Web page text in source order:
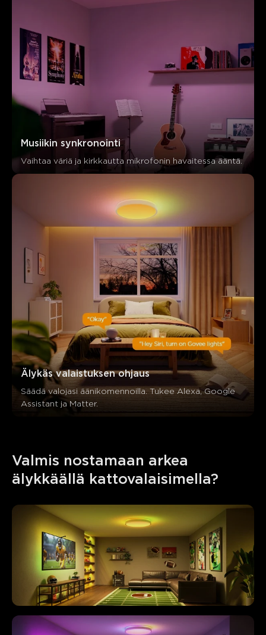
Musiikin synkronointi
Vaihtaa väriä ja kirkkautta mikrofonin havaitessa ääntä.
Älykäs valaistuksen ohjaus
Säädä valojasi äänikomennoilla. Tukee Alexa, Google
Assistant ja Matter.
Valmis nostamaan arkea
älykkäällä kattovalaisimella?